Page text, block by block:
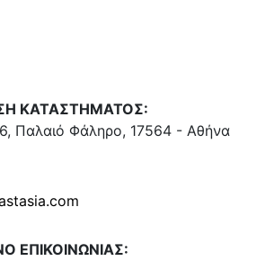
ΚΑΤΑΣΤΗΜΑΤΟΣ:
Παλαιό Φάληρο, 17564 - Αθήνα
ΕΠΙΚΟΙΝΩΝΙΑΣ: